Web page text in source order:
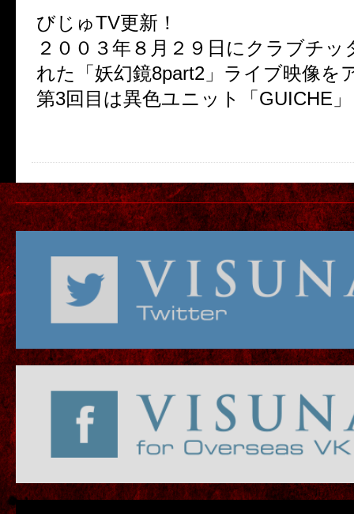
びじゅTV更新！
２００３年８月２９日にクラブチッ
れた「妖幻鏡8part2」ライブ映像を
第3回目は異色ユニット「GUICHE